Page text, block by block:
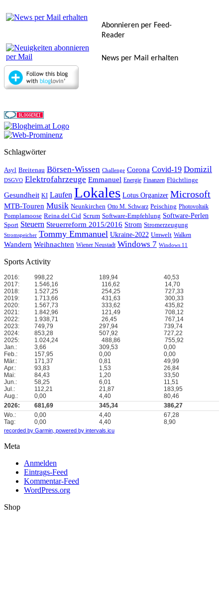
Abonnieren per Feed-
Reader
News per Mail erhalten
Schlagwörter
Asyl Breitenau Börsen-Wissen Challenge Corona Covid-19 Domizil
DSGVO Elektrofahrzeuge Emmanuel Energie Finanzen Flüchtlinge
Gesundheit KI Laufen Lokales Lotus Organizer Microsoft
MTB-Touren Musik Neunkirchen Otto M. Schwarz Peisching Photovoltaik
Pomplamoose Reina del Cid Scrum Software-Empfehlung Software-Perlen
Sport Steuern Steuerreform 2015/2016 Strom Stromerzeugung
Stromspeicher Tommy Emmanuel Ukraine-2022 Umwelt Walken
Wandern Weihnachten Wiener Neustadt Windows 7 Windows 11
Sports Activity
2016: 998,22 189,94
40,53
2017:
1.546,16 116,62
14,70
2018:
1.527,25 254,25
727,33
2019:
1.713,66 431,63
300,33
2020:
1.567,73 333,62
435,82
2021:
1.842,96 121,49
708,12
2022:
1.938,71 26,45
767,14
2023:
749,79 297,94
739,74
2024:
853,28 507,92
727,22
2025:
1.024,24 488,86
755,92
Jan.:
3,66 309,53
0,00
Feb.:
157,95 0,00
0,00
Mär.:
171,37 0,81
49,99
Apr.:
93,83 1,53
26,84
Mai:
84,43 1,20
33,50
Jun.:
58,25 6,01
11,51
Jul.:
112,21 21,87
183,95
Aug.:
0,00 4,40
80,46
2026:
681,69 345,34
386,27
Wo.:
0,00 4,40
67,28
Tag:
0,00 4,40 8,90
recorded by Garmin, powered by intervals.icu
Meta
Anmelden
Eintrags-Feed
Kommentar-Feed
WordPress.org
Shop